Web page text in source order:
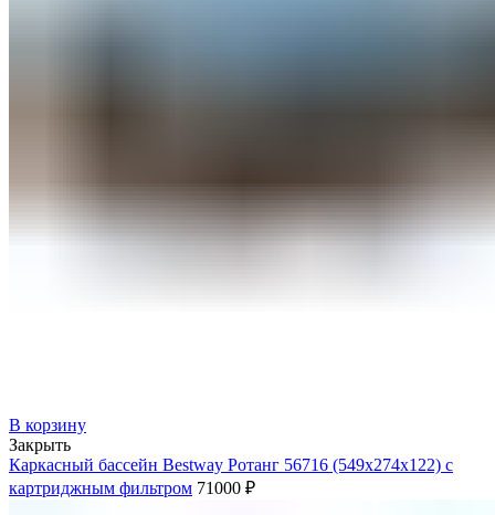
В корзину
Закрыть
Каркасный бассейн Bestway Ротанг 56716 (549х274х122) с
картриджным фильтром 71000 ₽